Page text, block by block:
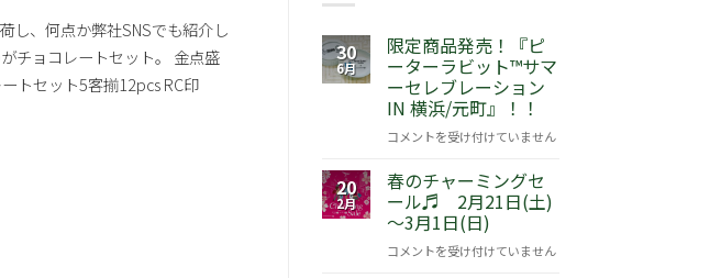
し、何点か弊社SNSでも紹介し
チョコレートセット。 金点盛
トセット5客揃12pcs RC印
30
6月
限定商品発売！『ピ
ーターラビット™サマ
ーセレブレーション
IN 横浜/元町』！！
限
商
品
発
売！
コメントを受け付けていません
20
2月
春のチャーミングセ
ール♬ 2月21日(土)
～3月1日(日)
春
コメントを受け付けていません